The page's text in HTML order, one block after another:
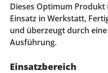
Dieses Optimum
Einsatz in Werkstatt,
und überzeugt durch
Ausführung.
Einsatzbereich